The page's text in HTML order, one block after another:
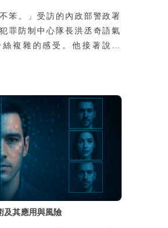
笨。」受訪的內政部警政署
罪防制中心隊長洪丞奇語氣
複雜的感受。他接著說：
都是再普通不過的家庭，家
也不是因為缺錢。」那為什
冒險去從事這樣的違法行為
及其應用與風險